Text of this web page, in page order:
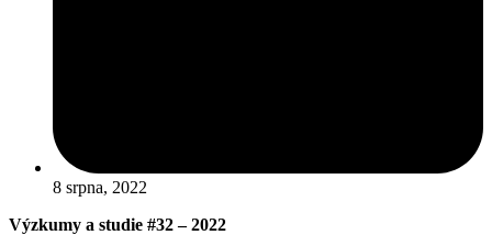
8 srpna, 2022
Výzkumy a studie #32 – 2022